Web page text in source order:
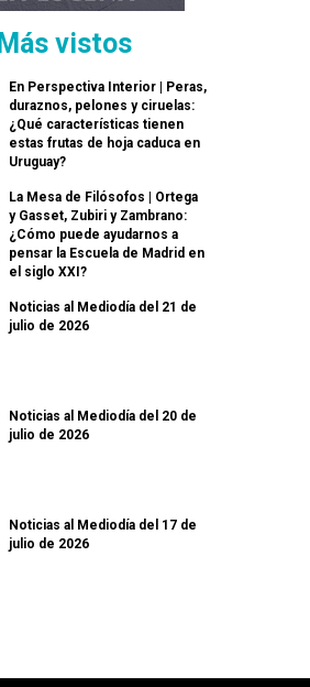
Más vistos
En Perspectiva Interior | Peras,
duraznos, pelones y ciruelas:
¿Qué características tienen
estas frutas de hoja caduca en
Uruguay?
La Mesa de Filósofos | Ortega
y Gasset, Zubiri y Zambrano:
¿Cómo puede ayudarnos a
pensar la Escuela de Madrid en
el siglo XXI?
Noticias al Mediodía del 21 de
julio de 2026
Noticias al Mediodía del 20 de
julio de 2026
Noticias al Mediodía del 17 de
julio de 2026